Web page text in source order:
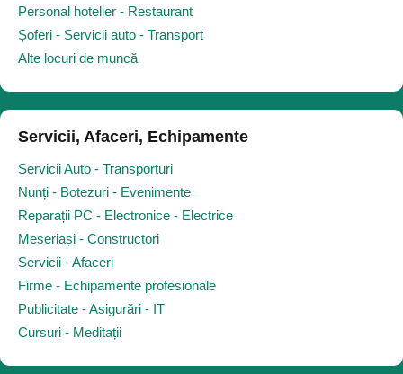
Personal hotelier - Restaurant
Șoferi - Servicii auto - Transport
Alte locuri de muncă
Servicii, Afaceri, Echipamente
Servicii Auto - Transporturi
Nunți - Botezuri - Evenimente
Reparații PC - Electronice - Electrice
Meseriași - Constructori
Servicii - Afaceri
Firme - Echipamente profesionale
Publicitate - Asigurări - IT
Cursuri - Meditații